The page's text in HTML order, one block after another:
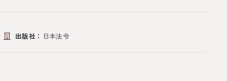
出版社： 日本法令